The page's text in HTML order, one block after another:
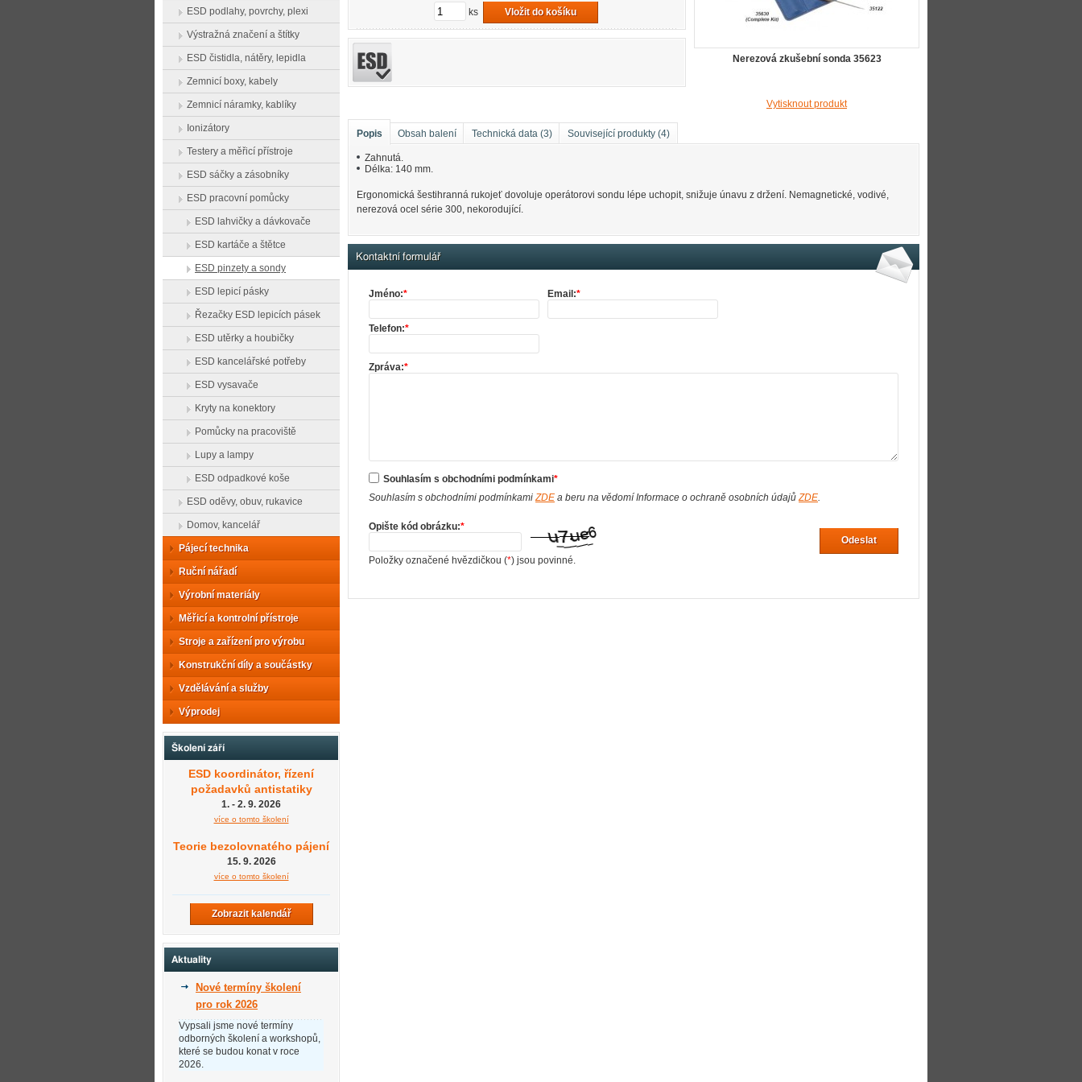
ks Vložit do košíku
Nerezová zkušební sonda 35623
Vytisknout produkt
Popis Obsah balení Technická data (3) Související produkty (4)
Zahnutá.
Délka: 140 mm.
Ergonomická šestihranná rukojeť dovoluje operátorovi sondu lépe uchopit, snižuje únavu z držení. Nemagnetické, vodivé,
nerezová ocel série 300, nekorodující.
Kontaktní formulář
Jméno:* Email:*
Telefon:*
Zpráva:*
Souhlasím s obchodními podmínkami*
Souhlasím s obchodními podmínkami ZDE a beru na vědomí Informace o ochraně osobních údajů ZDE
Opište kód obrázku:*
Položky označené hvězdičkou (*) jsou povinné.
Odeslat
ESD podlahy, povrchy, plexi
Výstražná značení a štítky
ESD čistidla, nátěry, lepidla
Zemnicí boxy, kabely
Zemnicí náramky, kablíky
Ionizátory
Testery a měřicí přístroje
ESD sáčky a zásobníky
ESD pracovní pomůcky
ESD lahvičky a dávkovače
ESD kartáče a štětce
ESD pinzety a sondy
ESD lepicí pásky
Řezačky ESD lepicích pásek
ESD utěrky a houbičky
ESD kancelářské potřeby
ESD vysavače
Kryty na konektory
Pomůcky na pracoviště
Lupy a lampy
ESD odpadkové koše
ESD oděvy, obuv, rukavice
Domov, kancelář
Pájecí technika
Ruční nářadí
Výrobní materiály
Měřicí a kontrolní přístroje
Stroje a zařízení pro výrobu
Konstrukční díly a součástky
Vzdělávání a služby
Výprodej
Školení září
ESD koordinátor, řízení
požadavků antistatiky
1. - 2. 9. 2026
více o tomto školení
Teorie bezolovnatého pájení
15. 9. 2026
více o tomto školení
Zobrazit kalendář
Aktuality
Nové termíny školení
pro rok 2026
Vypsali jsme nové termíny
odborných školení a workshopů,
které se budou konat v roce
2026.